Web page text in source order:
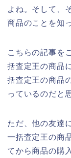
よね。そして、
商品のことを知
こちらの記事を
括査定王の商品
括査定王の商品
っているのだと
ただ、他の友達
一括査定王の商
てから商品の購